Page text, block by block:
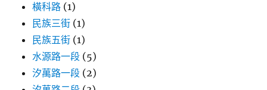
橫科路 (1)
民族三街 (1)
民族五街 (1)
水源路一段 (5)
汐萬路一段 (2)